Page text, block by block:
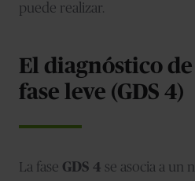
puede realizar.
El diagnóstico
fase leve (GDS 4)
La fase GDS 4 se asocia a un